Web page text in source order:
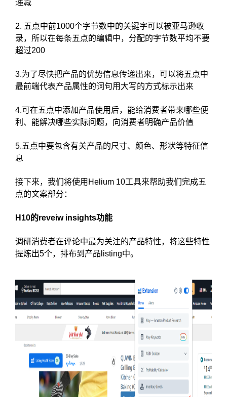
递减
2. 五点中前1000个字节数中的关键字可以被亚马逊收
录，所以在每条五点的编辑中，分配的字节数平均不要
超过200
3.为了尽快把产品的优势信息传递出来，可以将五点中
最前端代表产品属性的词句用大写的方式标示出来
4.可在五点中添加产品使用后，能给消费者带来哪些便
利、能解决哪些实际问题，向消费者明确产品价值
5.五点中要包含有关产品的尺寸、颜色、形状等特征信
息
接下来，我们将使用Helium 10工具来帮助我们完成五
点的文案部分：
H10的reveiw insights功能
调研消费者在评论中最为关注的产品特性，将这些特性
提炼出5个，排布到产品listing中。